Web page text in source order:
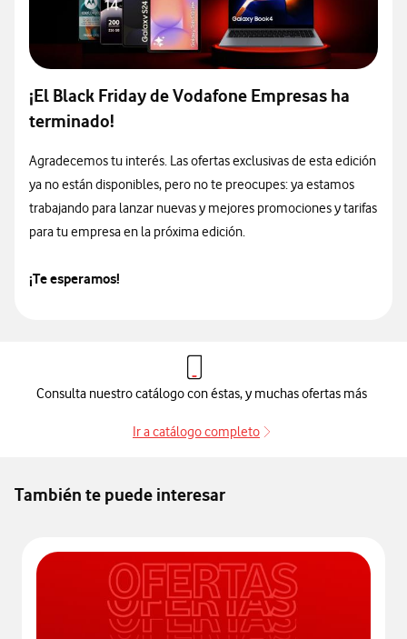
¡El Black Friday de Vodafone Empresas ha
terminado!
Agradecemos tu interés. Las ofertas exclusivas de esta edición
ya no están disponibles, pero no te preocupes: ya estamos
trabajando para lanzar nuevas y mejores promociones y tarifas
para tu empresa en la próxima edición.
¡Te esperamos!
Consulta nuestro catálogo con éstas, y muchas ofertas más
Ir a catálogo completo
También te puede interesar